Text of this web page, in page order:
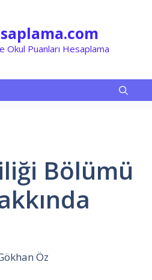
Okul Puanları Hesaplama
Bölümü
Öz